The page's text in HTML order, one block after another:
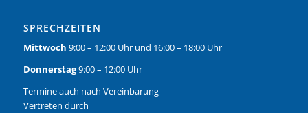
SPRECHZEITEN
Mittwoch 9:00 – 12:00 Uhr und 16:00 – 18:00 Uhr
Donnerstag9:00 – 12:00 Uhr
Termine auch nach Vereinbarung
Vertreten durch